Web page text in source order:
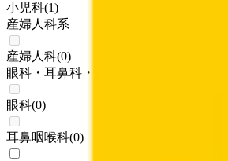
小児科(1)
産婦人科系
産婦人科(0)
眼科・耳鼻科・皮膚科・アレルギー科系
眼科(0)
耳鼻咽喉科(0)